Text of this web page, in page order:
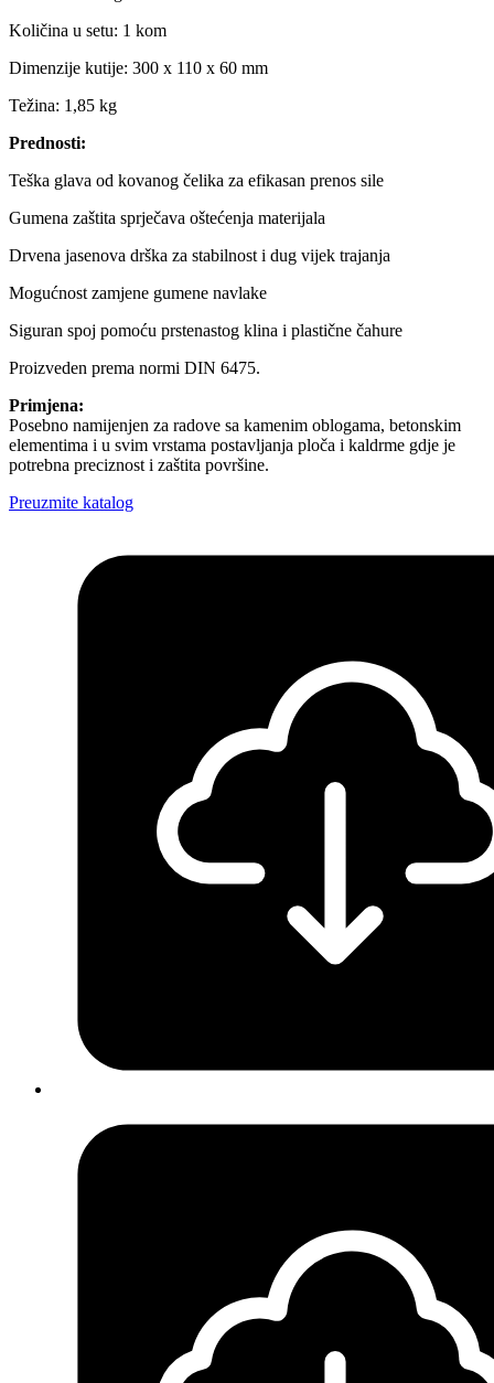
Količina u setu: 1 kom
Dimenzije kutije: 300 x 110 x 60 mm
Težina: 1,85 kg
Prednosti:
Teška glava od kovanog čelika za efikasan prenos sile
Gumena zaštita sprječava oštećenja materijala
Drvena jasenova drška za stabilnost i dug vijek trajanja
Mogućnost zamjene gumene navlake
Siguran spoj pomoću prstenastog klina i plastične čahure
Proizveden prema normi DIN 6475.
Primjena:
Posebno namijenjen za radove sa kamenim oblogama, betonskim
elementima i u svim vrstama postavljanja ploča i kaldrme gdje je
potrebna preciznost i zaštita površine.
Preuzmite katalog